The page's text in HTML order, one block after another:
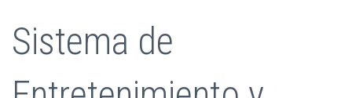
Sistema de